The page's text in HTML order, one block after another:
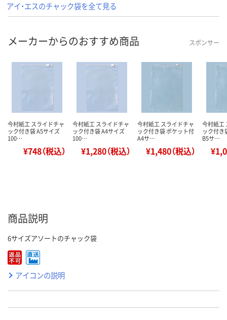
アイ・エスのチャック袋を全て見る
メーカーからのおすすめ商品 スポンサー
今村紙工 スライドチャ
ック付き袋 A5サイズ
100…
¥748（税込）
今村紙工 スライドチャ
ック付き袋 A4サイズ
100…
¥1,280（税込）
今村紙工 スライドチャ
ック付き袋 ポケット付
A4サ…
¥1,480（税込）
今村紙工
ック付き
B5サ…
商品説明
6サイズアソートのチャック袋
アイコンの説明